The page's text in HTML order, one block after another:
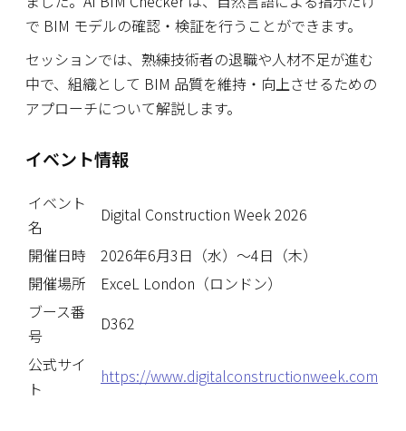
で BIM モデルの確認・検証を行うことができます。
セッションでは、熟練技術者の退職や人材不足が進む
中で、組織として BIM 品質を維持・向上させるための
アプローチについて解説します。
イベント情報
イベント
名
Digital Construction Week 2026
開催日時
2026年6月3日（水）〜4日（木）
開催場所
ExceL London（ロンドン）
ブース番
号
D362
公式サイ
ト
https://www.digitalconstructionweek.com